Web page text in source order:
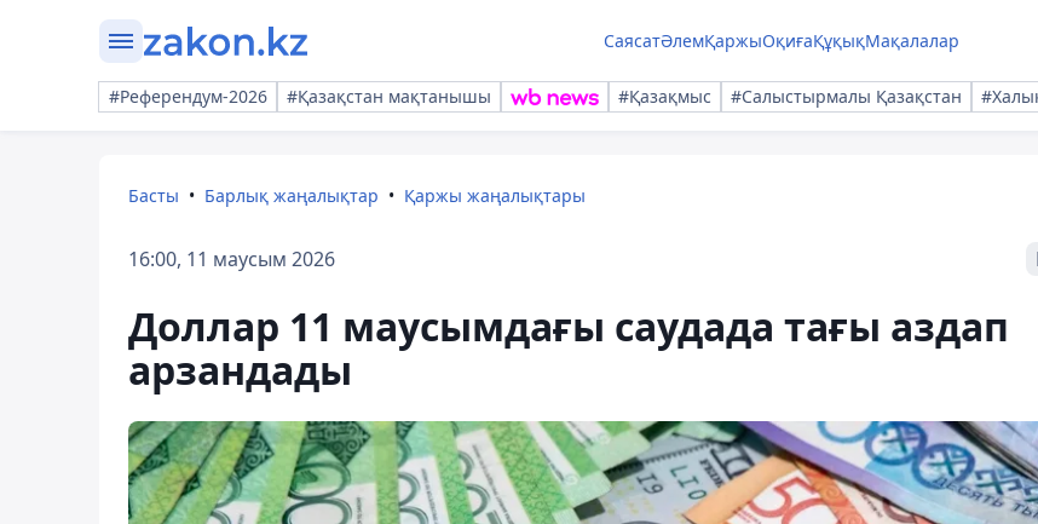
СаясатӘлемҚаржыОқиғаҚұқықМақалалар
#Референдум-2026 #Қазақстан мақтанышы #Қазақмыс #Салыстырмалы Қазақстан
Басты Барлық жаңалықтар Қаржы жаңалықтары
16:00, 11 маусым 2026
Доллар 11 маусымдағы саудада тағы аздап
арзандады